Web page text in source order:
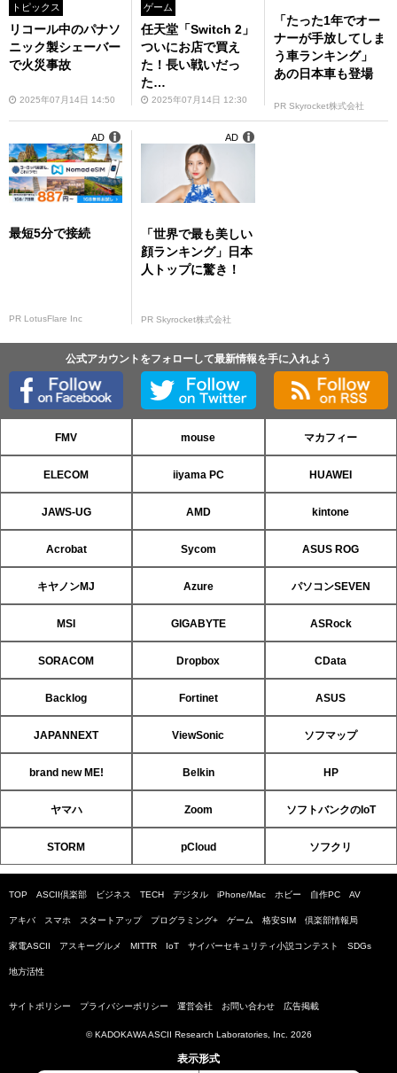
トピックス
リコール中のパナソ
ニック製シェーバー
で火災事故
2025年07月14日 14:50
ゲーム
任天堂「Switch 2」
ついにお店で買え
た！長い戦いだっ
た…
2025年07月14日 12:30
「たった1年でオー
ナーが手放してしま
う車ランキング」
あの日本車も登場
PR Skyrocket株式会社
最短5分で接続
PR LotusFlare Inc
AD
「世界で最も美しい
顔ランキング」日本
人トップに驚き！
PR Skyrocket株式会社
AD
公式アカウントをフォローして最新情報を手に入れよう
FMV mouse マカフィー
ELECOM iiyama PC HUAWEI
JAWS-UG AMD kintone
Acrobat Sycom ASUS ROG
キヤノンMJ Azure パソコンSEVEN
MSI GIGABYTE ASRock
SORACOM Dropbox CData
Backlog Fortinet ASUS
JAPANNEXT ViewSonic ソフマップ
brand new ME! Belkin HP
ヤマハ Zoom ソフトバンクのIoT
STORM pCloud ソフクリ
TOP ASCII倶楽部 ビジネス TECH デジタル iPhone/Mac ホビー 自作PC AV
アキバ スマホ スタートアップ プログラミング+ ゲーム 格安SIM 倶楽部情報局
家電ASCII アスキーグルメ MITTR IoT サイバーセキュリティ小説コンテスト SDGs
地方活性
サイトポリシー プライバシーポリシー 運営会社 お問い合わせ 広告掲載
© KADOKAWA ASCII Research Laboratories, Inc. 2026
表示形式